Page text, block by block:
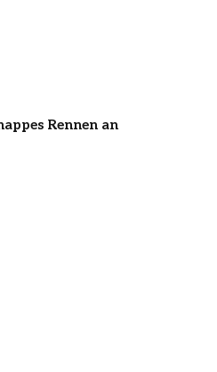
Rennen an